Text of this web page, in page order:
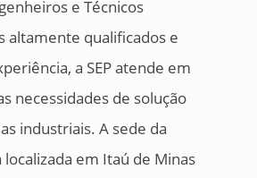
e Técnicos
altamente qualificados e
a SEP atende em
necessidades de solução
industriais. A sede da
em Itaú de Minas